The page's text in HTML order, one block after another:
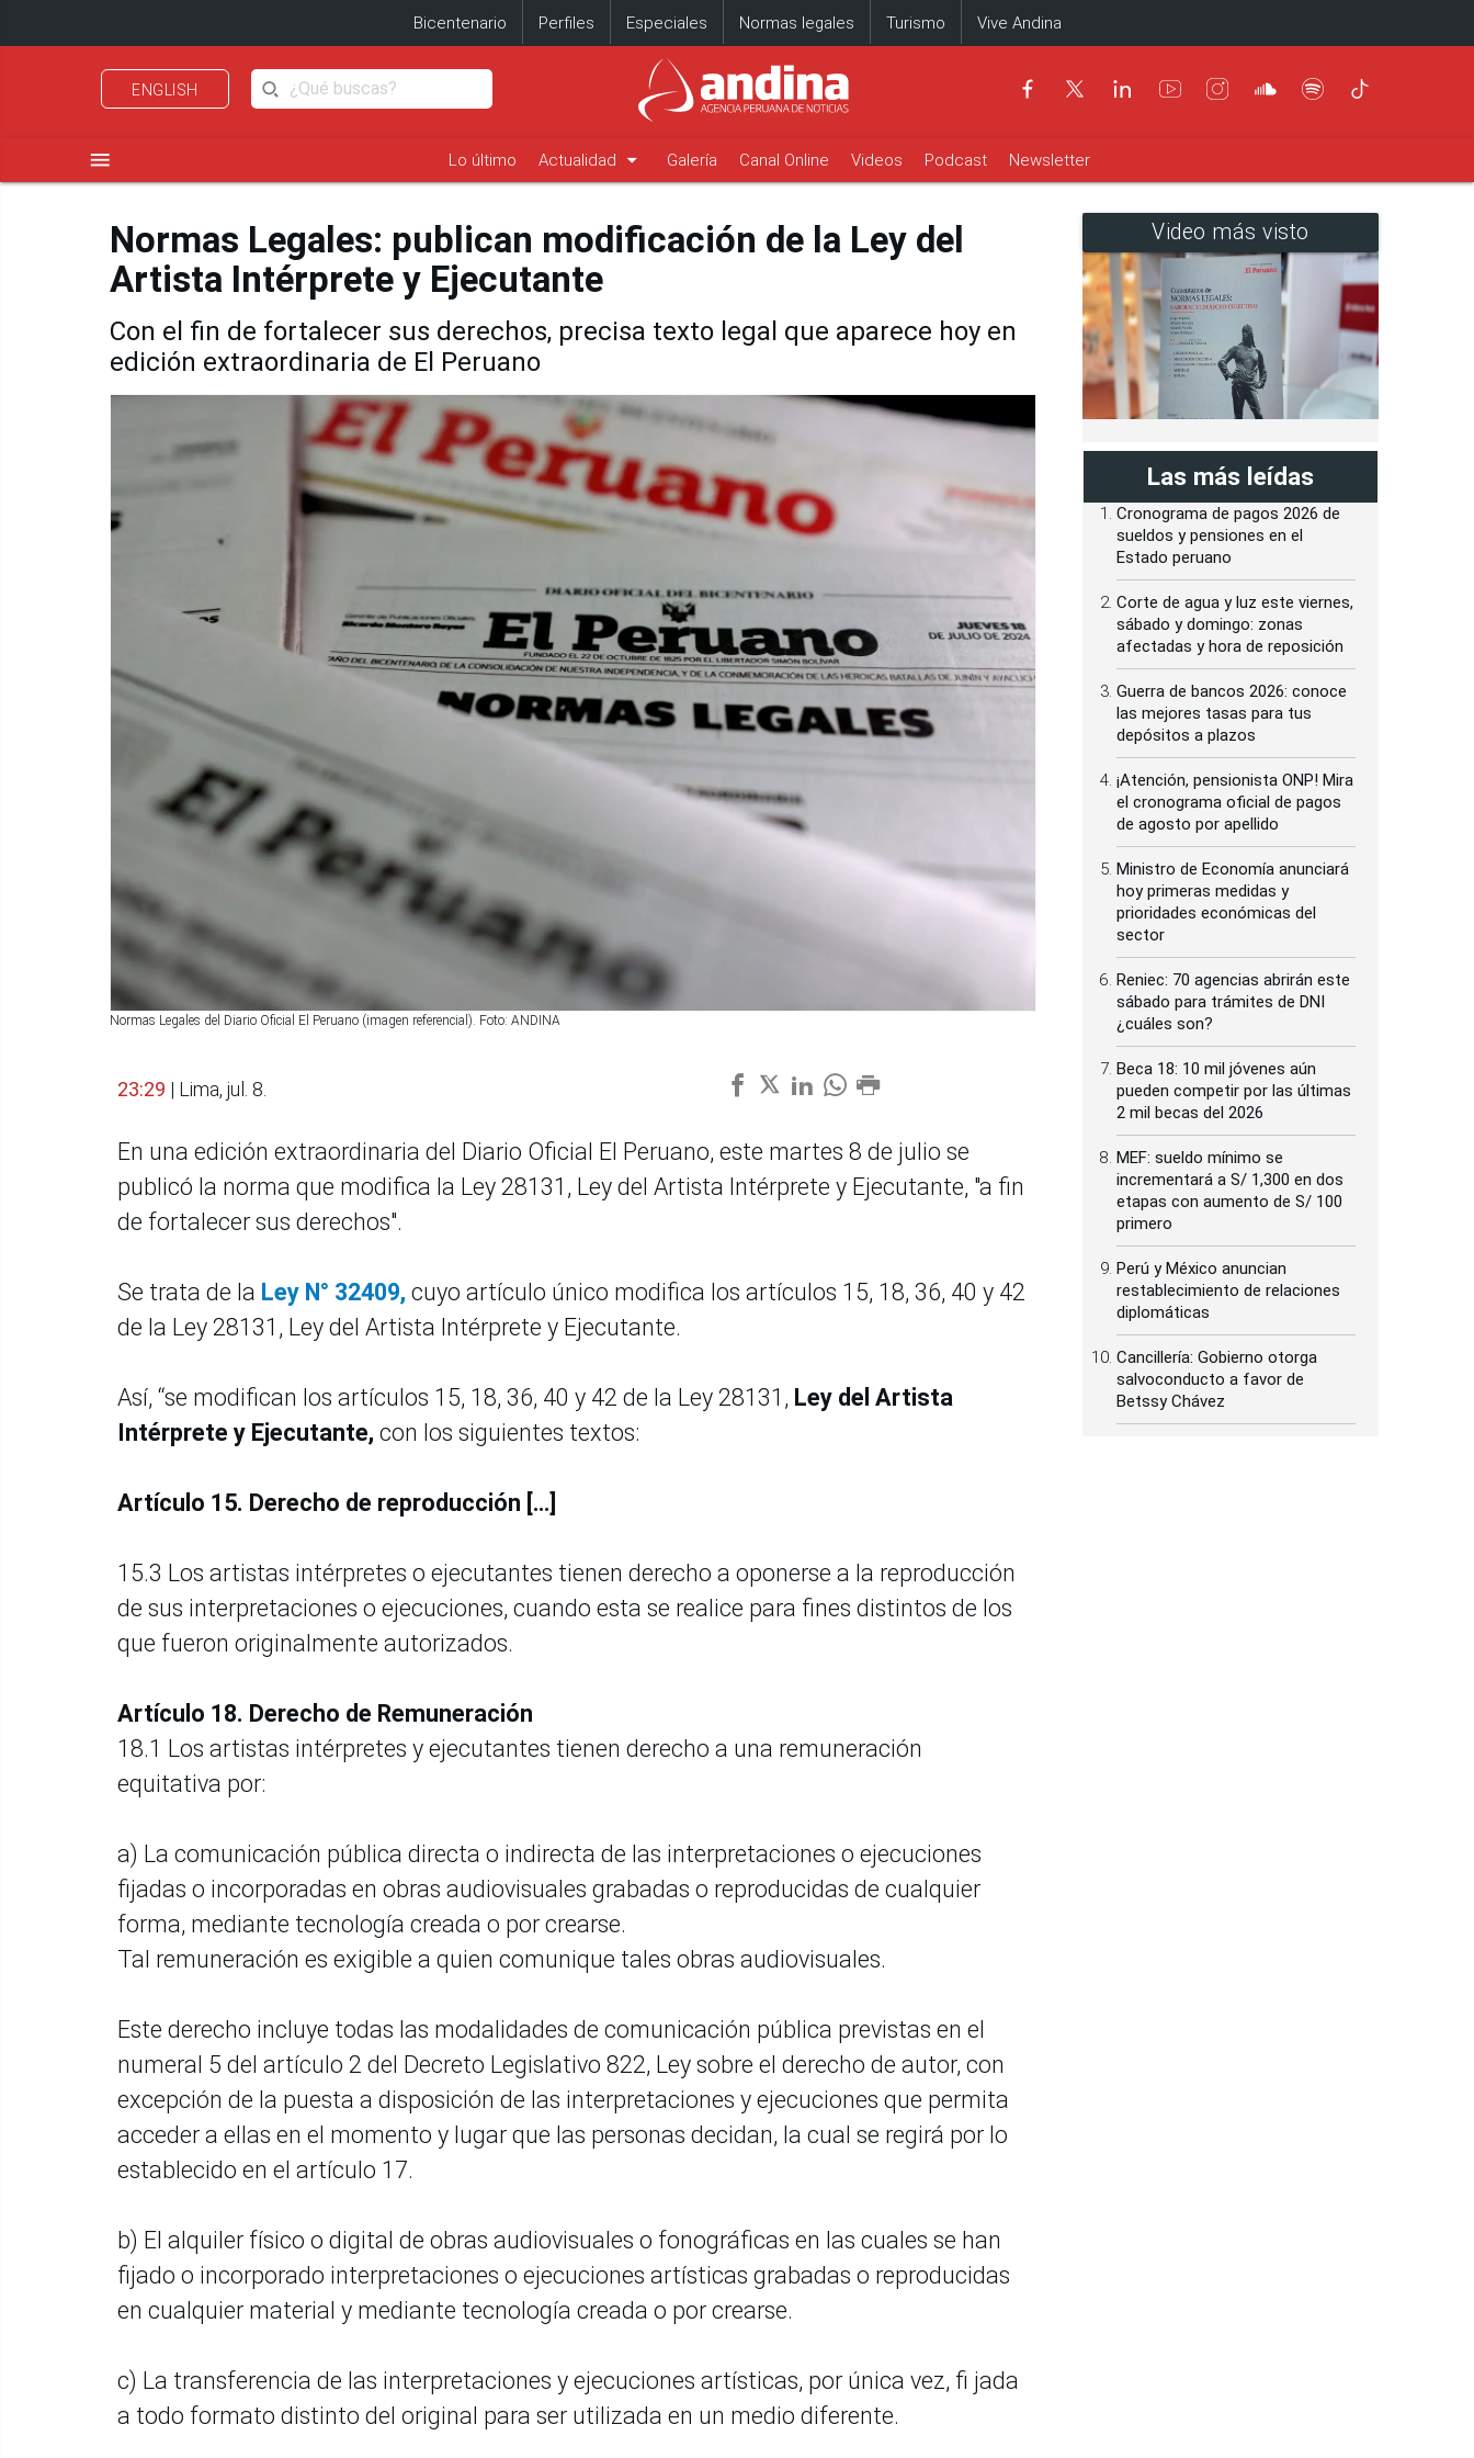
Bicentenario Perfiles Especiales Normas legales Turismo Vive Andina
ENGLISH
menu Lo último Actualidad arrow_drop_down Galería Canal Online Videos Podcast Newsletter
Normas Legales: publican modificación de la Ley del
Artista Intérprete y Ejecutante
Con el fin de fortalecer sus derechos, precisa texto legal que aparece hoy en
edición extraordinaria de El Peruano
Normas Legales del Diario Oficial El Peruano (imagen referencial). Foto: ANDINA
23:29 | Lima, jul. 8.
En una edición extraordinaria del Diario Oficial El Peruano, este martes 8 de julio se
publicó la norma que modifica la Ley 28131, Ley del Artista Intérprete y Ejecutante, "a fin
de fortalecer sus derechos".
Se trata de la Ley N° 32409, cuyo artículo único modifica los artículos 15, 18, 36, 40 y 42
de la Ley 28131, Ley del Artista Intérprete y Ejecutante.
Así, “se modifican los artículos 15, 18, 36, 40 y 42 de la Ley 28131, Ley del Artista
Intérprete y Ejecutante, con los siguientes textos:
Artículo 15. Derecho de reproducción […]
15.3 Los artistas intérpretes o ejecutantes tienen derecho a oponerse a la reproducción
de sus interpretaciones o ejecuciones, cuando esta se realice para fines distintos de los
que fueron originalmente autorizados.
Artículo 18. Derecho de Remuneración
18.1 Los artistas intérpretes y ejecutantes tienen derecho a una remuneración
equitativa por:
a) La comunicación pública directa o indirecta de las interpretaciones o ejecuciones
fijadas o incorporadas en obras audiovisuales grabadas o reproducidas de cualquier
forma, mediante tecnología creada o por crearse.
Tal remuneración es exigible a quien comunique tales obras audiovisuales.
Este derecho incluye todas las modalidades de comunicación pública previstas en el
numeral 5 del artículo 2 del Decreto Legislativo 822, Ley sobre el derecho de autor, con
excepción de la puesta a disposición de las interpretaciones y ejecuciones que permita
acceder a ellas en el momento y lugar que las personas decidan, la cual se regirá por lo
establecido en el artículo 17.
b) El alquiler físico o digital de obras audiovisuales o fonográficas en las cuales se han
fijado o incorporado interpretaciones o ejecuciones artísticas grabadas o reproducidas
en cualquier material y mediante tecnología creada o por crearse.
c) La transferencia de las interpretaciones y ejecuciones artísticas, por única vez, fi jada
a todo formato distinto del original para ser utilizada en un medio diferente.
Video más visto
Las más leídas
Cronograma de pagos 2026 de
sueldos y pensiones en el
Estado peruano
Corte de agua y luz este viernes,
sábado y domingo: zonas
afectadas y hora de reposición
Guerra de bancos 2026: conoce
las mejores tasas para tus
depósitos a plazos
¡Atención, pensionista ONP! Mira
el cronograma oficial de pagos
de agosto por apellido
Ministro de Economía anunciará
hoy primeras medidas y
prioridades económicas del
sector
Reniec: 70 agencias abrirán este
sábado para trámites de DNI
¿cuáles son?
Beca 18: 10 mil jóvenes aún
pueden competir por las últimas
2 mil becas del 2026
MEF: sueldo mínimo se
incrementará a S/ 1,300 en dos
etapas con aumento de S/ 100
primero
Perú y México anuncian
restablecimiento de relaciones
diplomáticas
Cancillería: Gobierno otorga
salvoconducto a favor de
Betssy Chávez